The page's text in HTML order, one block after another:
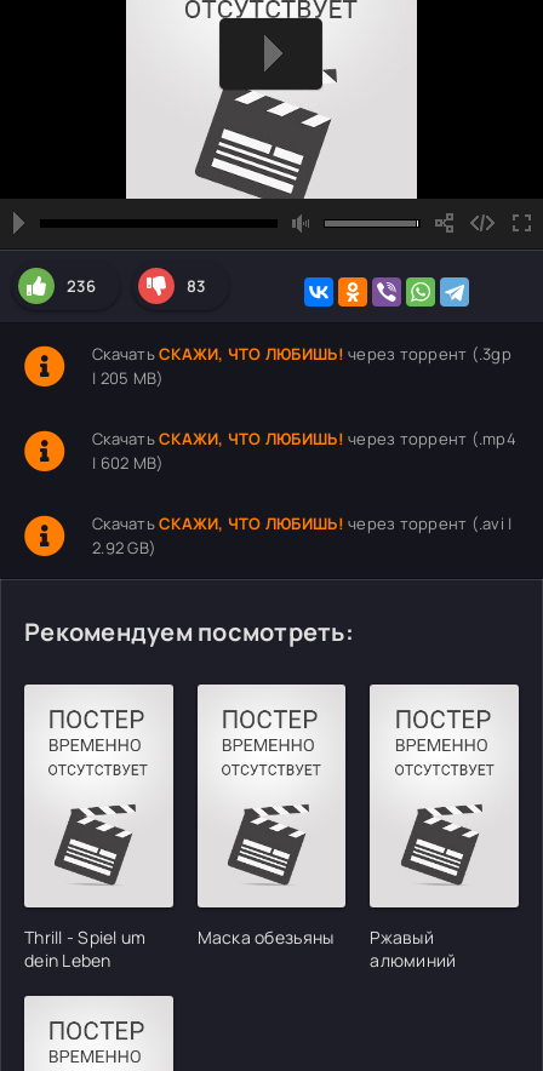
236 83
СкачатьСКАЖИ, ЧТО ЛЮБИШЬ! через торрент (.3gp
| 205 MB)
СкачатьСКАЖИ, ЧТО ЛЮБИШЬ! через торрент (.mp4
| 602 MB)
СкачатьСКАЖИ, ЧТО ЛЮБИШЬ! через торрент (.avi |
2.92 GB)
Рекомендуем посмотреть:
Thrill - Spiel um
dein Leben
Маска обезьяны
Ржавый
алюминий